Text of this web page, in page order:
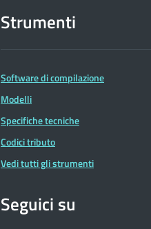
Strumenti
Software di compilazione
Modelli
Specifiche tecniche
Codici tributo
Vedi tutti gli strumenti
Seguici su